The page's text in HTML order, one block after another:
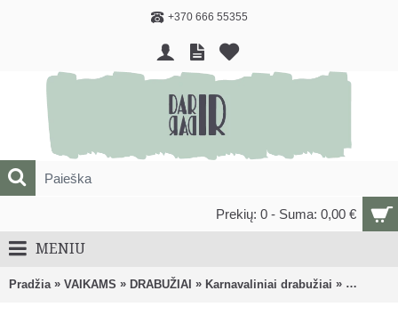
+370 666 55355
Prekių: 0 - Suma: 0,00 €
MENIU
Pradžia » VAIKAMS » DRABUŽIAI » Karnavaliniai drabužiai » KIK